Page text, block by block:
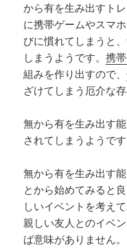
から有を生み出すト
に携帯ゲームやスマ
びに慣れてしまうと
しまうようです。携
組みを作り出すので、
ざけてしまう厄介な存
無から有を生み出す
されてしまうようです
無から有を生み出す
とから始めてみると
しいイベントを考え
親しい友人とのイベ
ば意味がありません